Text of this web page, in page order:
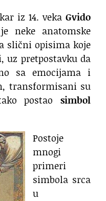
iz 14. veka Gvido
neke anatomske
slični opisima koje
uz pretpostavku da
sa emocijama i
transformisani su
postao simbol
Postoje
mnogi
primeri
simbola srca
u